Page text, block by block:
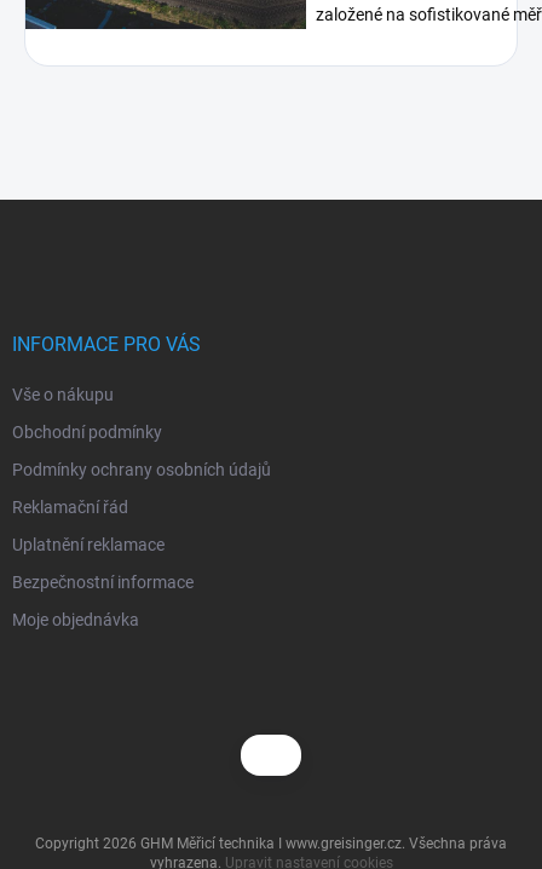
založené na sofistikované
INFORMACE PRO VÁS
Vše o nákupu
Obchodní podmínky
Podmínky ochrany osobních údajů
Reklamační řád
Uplatnění reklamace
Bezpečnostní informace
Moje objednávka
Copyright 2026 GHM Měřicí technika I www.greisinger.cz . Všechna práva
vyhrazena. Upravit nastavení cookies